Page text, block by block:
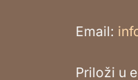
Email:
Priloži u